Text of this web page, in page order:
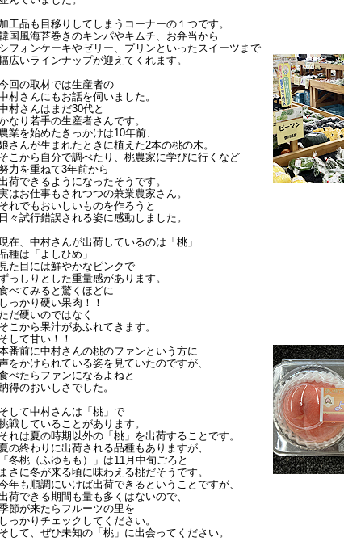
加工品も目移りしてしまうコーナーの１つです。
国風海苔巻きのキンパやキムチ、お弁当から
シフォンケーキやゼリー、プリンといったスイーツまで
広いラインナップが迎えてくれます。
回の取材では生産者の
村さんにもお話を伺いました。
村さんはまだ30代と
なり若手の生産者さんです。
農業を始めたきっかけは10年前、
さんが生まれたときに植えた2本の桃の木。
そこから自分で調べたり、桃農家に学びに行くなど
力を重ねて3年前から
荷できるようになったそうです。
はお仕事もされつつの兼業農家さん。
それでもおいしいものを作ろうと
日々試行錯誤される姿に感動しました。
在、中村さんが出荷しているのは「桃」
種は「よしひめ」
見た目には鮮やかなピンクで
っしりとした重量感があります。
べてみると驚くほどに
しっかり硬い果肉！！
ただ硬いのではなく
そこから果汁があふれてきます。
そして甘い！！
番前に中村さんの桃のファンという方に
をかけられている姿を見ていたのですが、
べたらファンになるよねと
得のおいしさでした。
そして中村さんは「桃」で
戦していることがあります。
それは夏の時期以外の「桃」を出荷することです。
夏の終わりに出荷される品種もありますが、
「冬桃（ふゆもも）」は11月中旬ごろと
まさに冬が来る頃に味わえる桃だそうです。
年も順調にいけば出荷できるということですが、
荷できる期間も量も多くはないので、
節が来たらフルーツの里を
しっかりチェックしてください。
そして、ぜひ未知の「桃」に出会ってください。